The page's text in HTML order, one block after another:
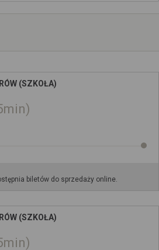
(SZKOŁA)
biletów do sprzedaży online.
(SZKOŁA)